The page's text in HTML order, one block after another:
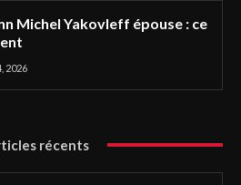
Michel Yakovleff épouse : ce
2026
récents